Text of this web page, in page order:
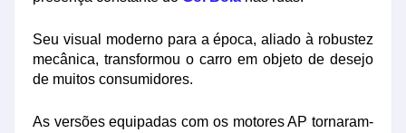
Seu visual moderno para a época, aliado à robustez
mecânica, transformou o carro em objeto de desejo
de muitos consumidores.
As versões equipadas com os motores AP tornaram-